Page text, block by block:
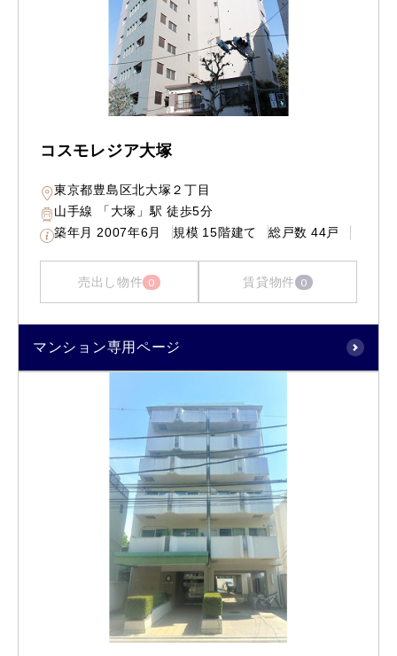
コスモレジア大塚
東京都豊島区北大塚２丁目
山手線 「大塚」駅 徒歩5分
築年月 2007年6月 規模 15階建て 総戸数 44戸
売出し物件 0 賃貸物件 0
マンション専用ページ